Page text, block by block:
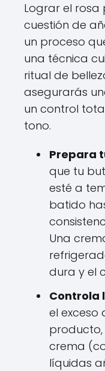
Lograr el rosa
cuestión de
un proceso
una técnica
ritual de
asegurarás
un control
tono.
Prepara
que tu
esté a
batido
Una
dura y el
Controla
el exceso
producto,
crema
líquidas